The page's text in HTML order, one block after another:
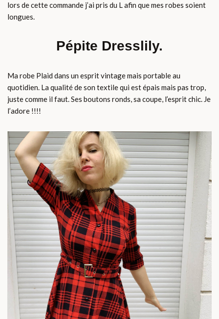
lors de cette commande j’ai pris du L afin que mes robes soient
longues.
Pépite Dresslily.
Ma robe Plaid dans un esprit vintage mais portable au
quotidien. La qualité de son textile qui est épais mais pas trop,
juste comme il faut. Ses boutons ronds, sa coupe, l’esprit chic. Je
l’adore !!!!